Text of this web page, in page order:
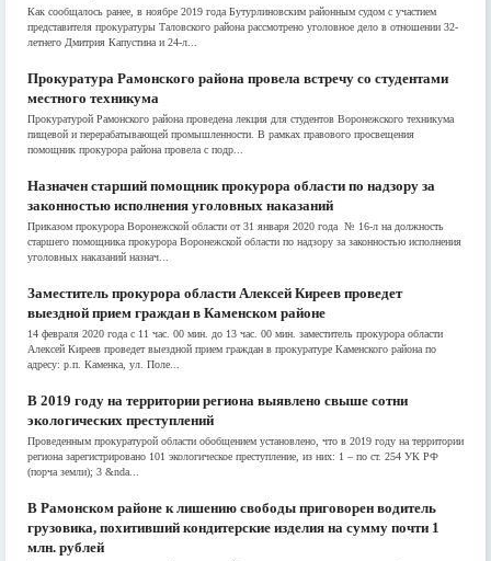
Как сообщалось ранее, в ноябре 2019 года Бутурлиновским районным судом с участием
представителя прокуратуры Таловского района рассмотрено уголовное дело в отношении 32-
летнего Дмитрия Капустина и 24-л...
Прокуратура Рамонского района провела встречу со студентами
местного техникума
Прокуратурой Рамонского района проведена лекция для студентов Воронежского техникума
пищевой и перерабатывающей промышленности. В рамках правового просвещения
помощник прокурора района провела с подр...
Назначен старший помощник прокурора области по надзору за
законностью исполнения уголовных наказаний
Приказом прокурора Воронежской области от 31 января 2020 года № 16-л на должность
старшего помощника прокурора Воронежской области по надзору за законностью исполнения
уголовных наказаний назнач...
Заместитель прокурора области Алексей Киреев проведет
выездной прием граждан в Каменском районе
14 февраля 2020 года с 11 час. 00 мин. до 13 час. 00 мин. заместитель прокурора области
Алексей Киреев проведет выездной прием граждан в прокуратуре Каменского района по
адресу: р.п. Каменка, ул. Поле...
В 2019 году на территории региона выявлено свыше сотни
экологических преступлений
Проведенным прокуратурой области обобщением установлено, что в 2019 году на территории
региона зарегистрировано 101 экологическое преступление, из них: 1 – по ст. 254 УК РФ
(порча земли); 3 &nda...
В Рамонском районе к лишению свободы приговорен водитель
грузовика, похитивший кондитерские изделия на сумму почти 1
млн. рублей